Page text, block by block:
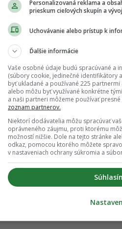
Vibe X3, pretože
na zadnej strane a
tento smartfón 5.5
Ďalším zariadením by
v rozličných
Personalizovaná reklama a
prieskum cieľových skupín a
Uchovávanie alebo prístup k
Ďalšie informácie
Vaše osobné údaje budú spracúvané a
(súbory cookie, jedinečné identifikátory
byť ukladané a používané 225
alebo môžu byť využívané konkrétne
a naši partneri môžeme používať
zoznam partnerov.
Niektorí dodávatelia môžu spracúvať
oprávneného záujmu, proti ktorému
možností nižšie. Dole na tejto stránke
odkaz, pomocou ktorého môžete
v nastaveniach ochrany súkromia a